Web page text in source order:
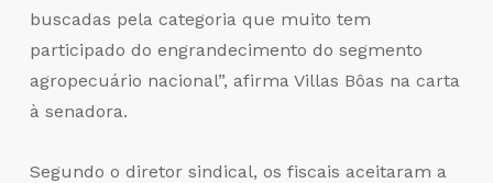
buscadas pela categoria que muito tem
participado do engrandecimento do segmento
agropecuário nacional”, afirma Villas Bôas na carta
à senadora.
Segundo o diretor sindical, os fiscais aceitaram a